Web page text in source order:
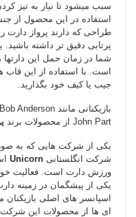
سبب میشود تا نیاز به تیز
استفاده در این محصول از
طراحی که دارند پرواز دارت
پرتابی دقیق تر داشته باشید.
شما در زمان حمل این
است. با استفاده از این قاب
جیب یا کیف خود بگذارید.
John Part از محصولات برند
یکی از شرکت هایی که به
شرکت انگلستانی Unicorn
یکی از پیشگمان در زمینه
اسپانسر های اصلی
ای ها از محصولات این شرکت